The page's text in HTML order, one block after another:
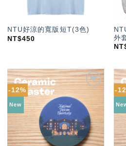
NTU好涼的寬版短T(3色)
NT$450
外
-12%
New
加入
「願
望輕
單」
-